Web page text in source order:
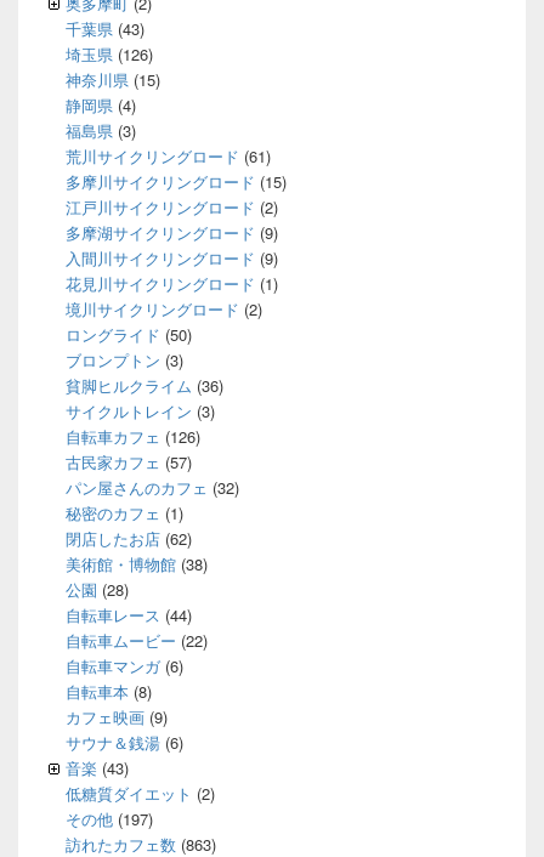
千葉県 (43)
埼玉県 (126)
神奈川県 (15)
静岡県 (4)
福島県 (3)
荒川サイクリングロード (61)
多摩川サイクリングロード (15)
江戸川サイクリングロード (2)
多摩湖サイクリングロード (9)
入間川サイクリングロード (9)
花見川サイクリングロード (1)
境川サイクリングロード (2)
ロングライド (50)
ブロンプトン (3)
貧脚ヒルクライム (36)
サイクルトレイン (3)
自転車カフェ (126)
古民家カフェ (57)
パン屋さんのカフェ (32)
秘密のカフェ (1)
閉店したお店 (62)
美術館・博物館 (38)
公園 (28)
自転車レース (44)
自転車ムービー (22)
自転車マンガ(6)
自転車本 (8)
カフェ映画 (9)
サウナ＆銭湯 (6)
音楽 (43)
低糖質ダイエット (2)
その他 (197)
訪れたカフェ数 (863)